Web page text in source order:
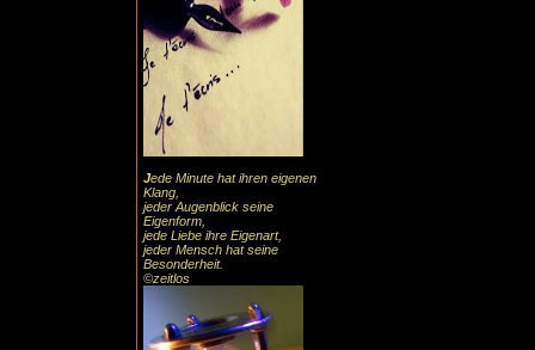
Jede Minute hat ihren eigenen
Klang,
jeder Augenblick seine
Eigenform,
jede Liebe ihre Eigenart,
jeder Mensch hat seine
Besonderheit.
©zeitlos